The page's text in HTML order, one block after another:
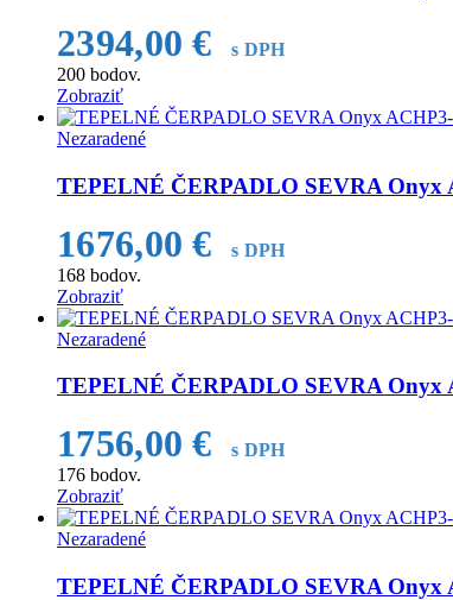
2394,00€
s DPH
200 bodov.
Zobraziť
Nezaradené
TEPELNÉ ČERPADLO SEVRA Onyx
1676,00€
s DPH
168 bodov.
Zobraziť
Nezaradené
TEPELNÉ ČERPADLO SEVRA Onyx
1756,00€
s DPH
176 bodov.
Zobraziť
Nezaradené
TEPELNÉ ČERPADLO SEVRA Onyx